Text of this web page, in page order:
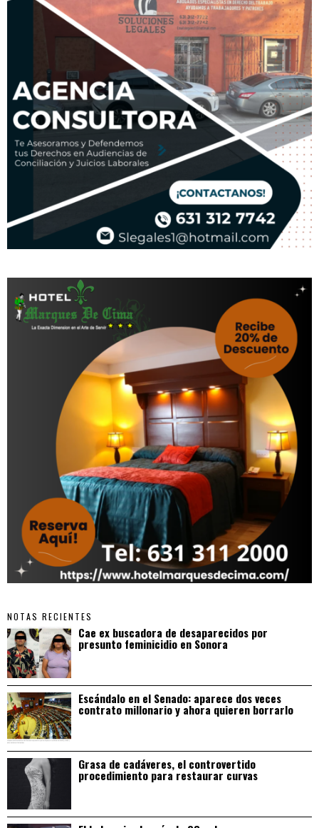
NOTAS RECIENTES
Cae ex buscadora de desaparecidos por
presunto feminicidio en Sonora
Escándalo en el Senado: aparece dos veces
contrato millonario y ahora quieren borrarlo
Grasa de cadáveres, el controvertido
procedimiento para restaurar curvas